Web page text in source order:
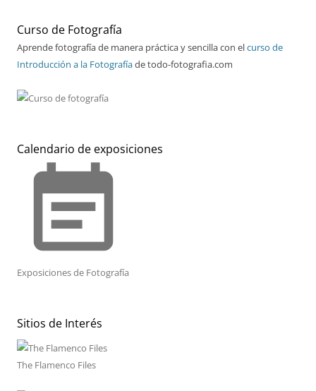
Curso de Fotografía
Aprende fotografía de manera práctica y sencilla con elcurso de
Introducción a la Fotografíade todo-fotografia.com
Calendario de exposiciones
event_note
Exposiciones de Fotografía
Sitios de Interés
The Flamenco Files